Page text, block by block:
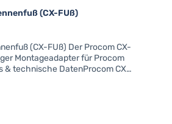
(CX-FUß)
FUß) Der Procom CX-
Montageadapter für Procom
& technische DatenProcom CX-